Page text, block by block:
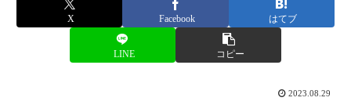
X Facebook はてブ
LINE コピー
2023.08.29